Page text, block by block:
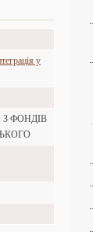
у
ФОНДІВ